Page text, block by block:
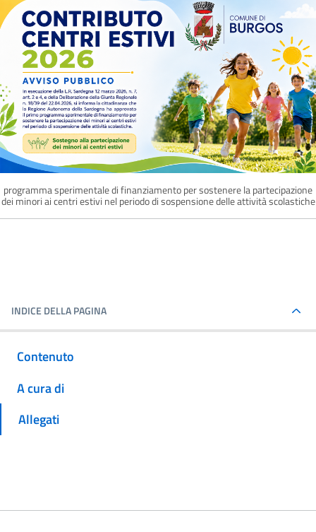
programma sperimentale di finanziamento per sostenere la partecipazione
dei minori ai centri estivi nel periodo di sospensione delle attività scolastiche
INDICE DELLA PAGINA
Contenuto
A cura di
Allegati